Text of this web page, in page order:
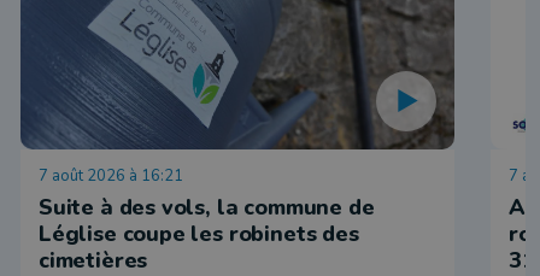
7 août 2026 à 16:21
Suite à des vols, la commune de
Léglise coupe les robinets des
cimetières
7